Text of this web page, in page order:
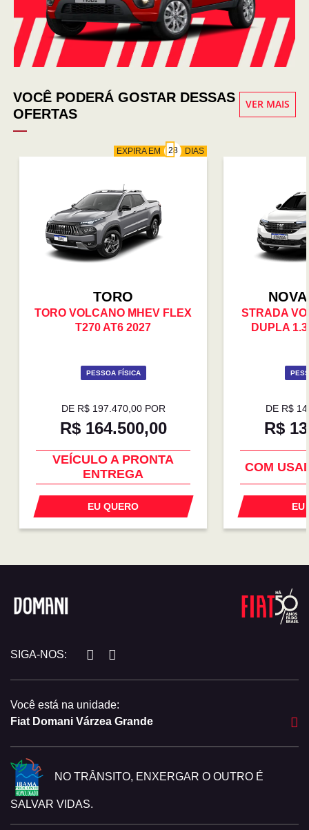
VOCÊ PODERÁ GOSTAR DESSAS
OFERTAS
VER MAIS
EXPIRA EM DIAS
TORO
TORO VOLCANO MHEV FLEX
T270 AT6 2027
PESSOA FÍSICA
DE R$ 197.470,00 POR
R$ 164.500,00
VEÍCULO A PRONTA
ENTREGA
COM USADO NA TROCA
EU QUERO
STRADA
DUPLA
DE R$
R$
COM
EU
SIGA-NOS:
Você está na unidade:
Fiat Domani Várzea Grande
NO TRÂNSITO, ENXERGAR O OUTRO É
SALVAR VIDAS.